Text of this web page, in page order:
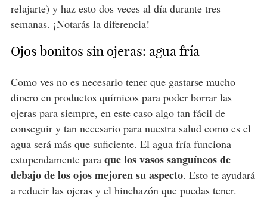
relajarte) y haz esto dos veces al día durante tres
semanas. ¡Notarás la diferencia!
Ojos bonitos sin ojeras: agua fría
Como ves no es necesario tener que gastarse mucho
dinero en productos químicos para poder borrar las
ojeras para siempre, en este caso algo tan fácil de
conseguir y tan necesario para nuestra salud como es el
agua será más que suficiente. El agua fría funciona
estupendamente para que los vasos sanguíneos de
debajo de los ojos mejoren su aspecto. Esto te ayudará
a reducir las ojeras y el hinchazón que puedas tener.